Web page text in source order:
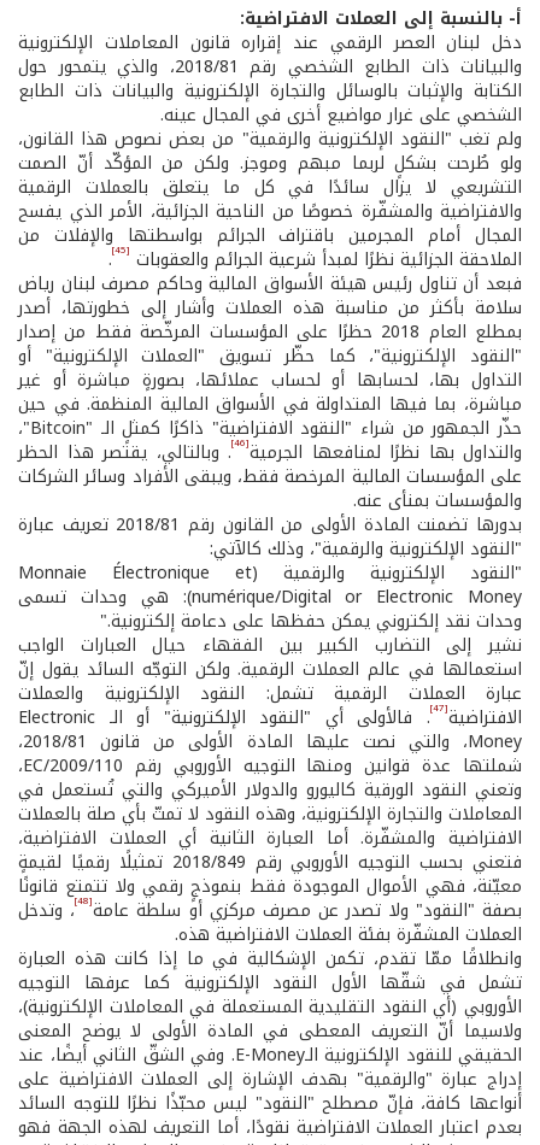
أ- بالنسبة إلى العملات الافتراضية:
دخل لبنان العصر الرقمي عند إقراره قانون المعاملات الإلكترونية
والبيانات ذات الطابع الشخصي رقم 2018/81، والذي یتمحور حول
الكتابة والإثبات بالوسائل والتجارة الإلكترونية والبيانات ذات الطابع
الشخصي على غرار مواضيع أخرى في المجال عينه.
ولم تغب "النقود الإلكترونية والرقمية" من بعض نصوص هذا القانون،
ولو طُرحت بشكلٍ لربما مبهم وموجز. ولكن من المؤكّد أنّ الصمت
التشريعي لا يزال سائدًا في كل ما يتعلق بالعملات الرقمية
والافتراضية والمشفّرة خصوصًا من الناحية الجزائية، الأمر الذي يفسح
المجال أمام المجرمين باقتراف الجرائم بواسطتها والإفلات من
الملاحقة الجزائية نظرًا لمبدأ شرعية الجرائم والعقوبات [45]
.
فبعد أن تناول رئيس هيئة الأسواق المالية وحاكم مصرف لبنان ریاض
سلامة بأكثر من مناسبة هذه العملات وأشار إلى خطورتها، أصدر
بمطلع العام 2018 حظرًا على المؤسسات المرخّصة فقط من إصدار
"النقود الإلكترونية"، كما حظّر تسويق "العملات الإلكترونية" أو
التداول بها، لحسابها أو لحساب عملائها، بصورةٍ مباشرة أو غیر
مباشرة، بما فیها المتداولة في الأسواق المالية المنظمة. في حين
حذّر الجمهور من شراء "النقود الافتراضية" ذاكرًا كمثلٍ الـ "Bitcoin"،
والتداول بها نظرًا لمنافعها الجرمية[46] . وبالتالي، يقتصر هذا الحظر
على المؤسسات المالية المرخصة فقط، ويبقى الأفراد وسائر الشركات
والمؤسسات بمنأى عنه.
بدورها تضمنت المادة الأولى من القانون رقم 2018/81 تعريف عبارة
"النقود الإلكترونية والرقمية"، وذلك كالآتي:
"النقود الإلكترونية والرقمية (Monnaie Électronique et
numérique/Digital or Electronic Money): هي وحدات تسمى
وحدات نقد إلكتروني يمكن حفظها على دعامة إلكترونية."
نشير إلى التضارب الكبير بين الفقهاء حيال العبارات الواجب
استعمالها في عالم العملات الرقمية. ولكن التوجّه السائد يقول إنّ
عبارة العملات الرقمية تشمل: النقود الإلكترونية والعملات
الافتراضية[47] . فالأولى أي "النقود الإلكترونية" أو الـ Electronic
Money، والتي نصت عليها المادة الأولى من قانون 2018/81،
شملتها عدة قوانين ومنها التوجيه الأوروبي رقم 2009/110/EC،
وتعني النقود الورقية كاليورو والدولار الأميركي والتي تُستعمل في
المعاملات والتجارة الإلكترونية، وهذه النقود لا تمتّ بأي صلة بالعملات
الافتراضية والمشفّرة. أما العبارة الثانية أي العملات الافتراضية،
فتعني بحسب التوجيه الأوروبي رقم 2018/849 تمثيلًا رقميًا لقيمةٍ
معيّنة، فهي الأموال الموجودة فقط بنموذجٍ رقمي ولا تتمتع قانونًا
بصفة "النقود" ولا تصدر عن مصرف مركزي أو سلطة عامة[48] ، وتدخل
العملات المشفّرة بفئة العملات الافتراضية هذه.
وانطلاقًا ممّا تقدم، تكمن الإشكالية في ما إذا كانت هذه العبارة
تشمل في شقّها الأول النقود الإلكترونية كما عرفها التوجيه
الأوروبي (أي النقود التقليدية المستعملة في المعاملات الإلكترونية)،
ولاسيما أنّ التعريف المعطى في المادة الأولى لا يوضح المعنى
الحقيقي للنقود الإلكترونية الـE-Money. وفي الشقّ الثاني أيضًا، عند
إدراج عبارة "والرقمية" بهدف الإشارة إلى العملات الافتراضية على
أنواعها كافة، فإنّ مصطلح "النقود" ليس محبّذًا نظرًا للتوجه السائد
بعدم اعتبار العملات الافتراضية نقودًا، أما التعريف لهذه الجهة فهو